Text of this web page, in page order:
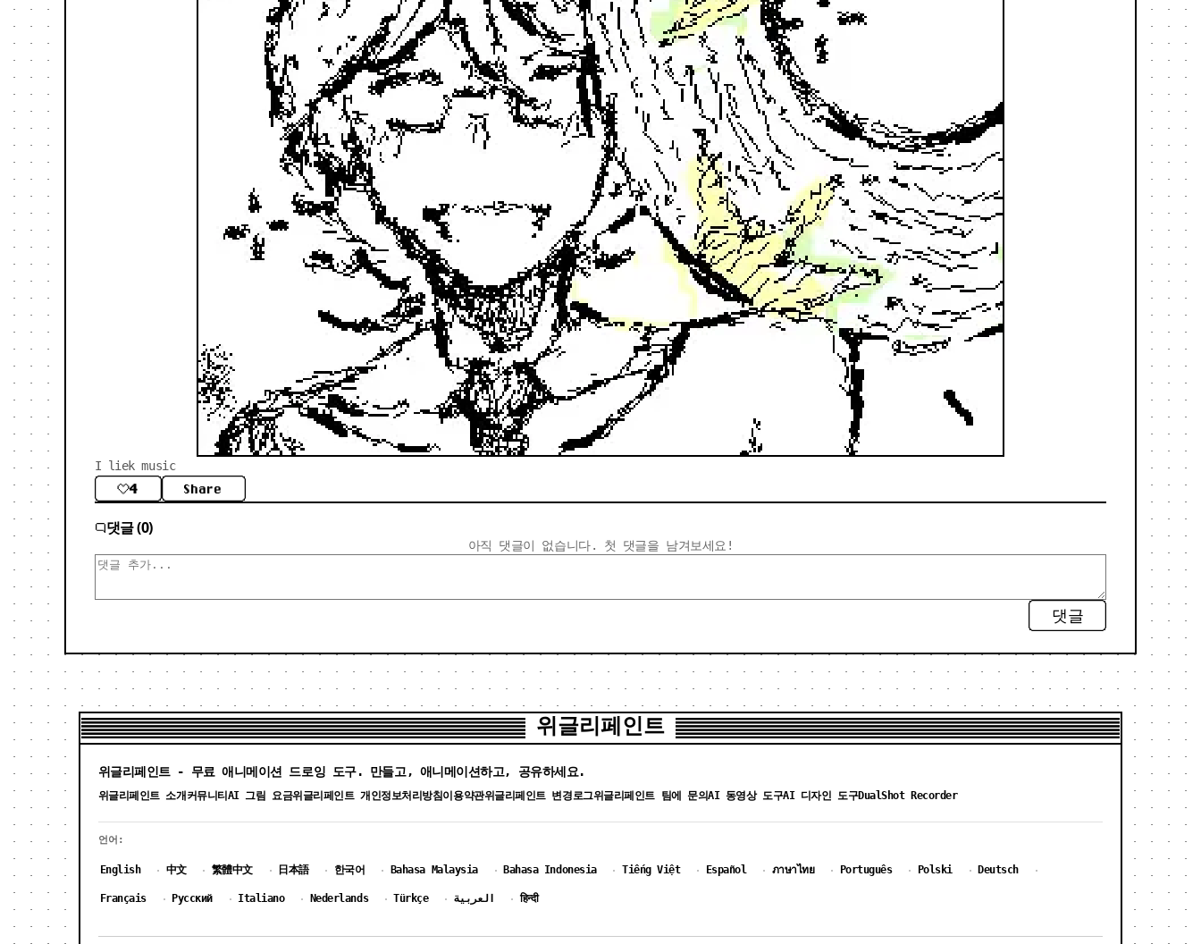
I liek music
4 Share
댓글 (0)
아직 댓글이 없습니다. 첫 댓글을 남겨보세요!
댓글
위글리페인트
위글리페인트 - 무료 애니메이션 드로잉 도구. 만들고, 애니메이션하고, 공유하세요.
위글리페인트 소개커뮤니티AI 그림 요금위글리페인트 개인정보처리방침이용약관위글리페인트 변경로그위글리페인트 팀에 문의AI 동영상 도구AI 디자인 도구DualShot Recorder
언어:
English · 中文 · 繁體中文 · 日本語 · 한국어 · Bahasa Malaysia · Bahasa Indonesia · Tiếng Việt · Español · ภาษาไทย · Português · Polski · Deutsch ·
Français · Русский · Italiano · Nederlands · Türkçe · العربية · हिन्दी